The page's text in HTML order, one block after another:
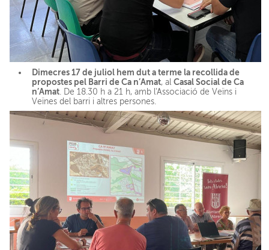
Dimecres 17 de juliol hem dut a terme la recollida de
propostes pel Barri de Ca n’Amat, alCasal Social de Ca
n’Amat . De 18.30 h a 21 h, amb l'Associació de Veïns i
Veïnes del barri i altres persones.